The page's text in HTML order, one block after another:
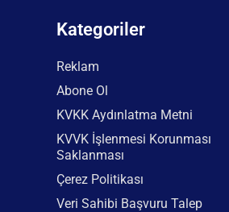
Kategoriler
Reklam
Abone Ol
KVKK Aydınlatma Metni
KVVK İşlenmesi Korunması
Saklanması
Çerez Politikası
Veri Sahibi Başvuru Talep